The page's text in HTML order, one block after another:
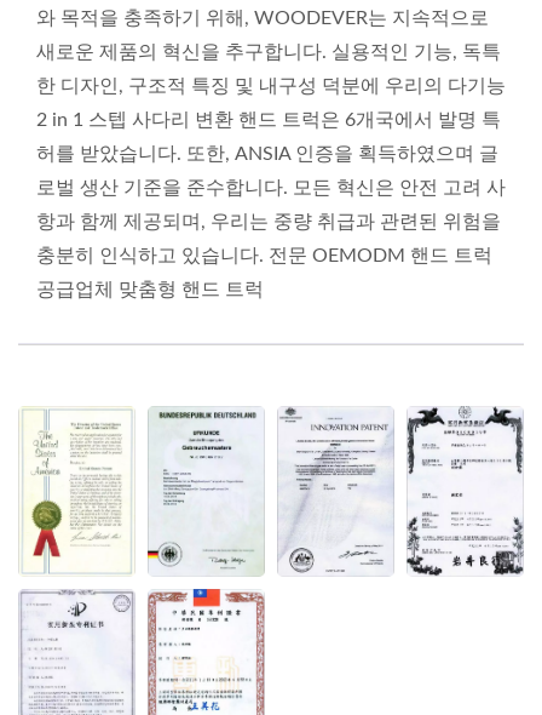
와 목적을 충족하기 위해, WOODEVER는 지속적으로
새로운 제품의 혁신을 추구합니다. 실용적인 기능, 독특
한 디자인, 구조적 특징 및 내구성 덕분에 우리의 다기능
2 in 1 스텝 사다리 변환 핸드 트럭은 6개국에서 발명 특
허를 받았습니다. 또한, ANSIA 인증을 획득하였으며 글
로벌 생산 기준을 준수합니다. 모든 혁신은 안전 고려 사
항과 함께 제공되며, 우리는 중량 취급과 관련된 위험을
충분히 인식하고 있습니다. 전문 OEMODM 핸드 트럭
공급업체 맞춤형 핸드 트럭